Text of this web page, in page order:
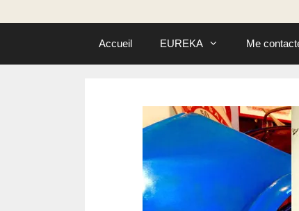
Accueil EUREKA Me